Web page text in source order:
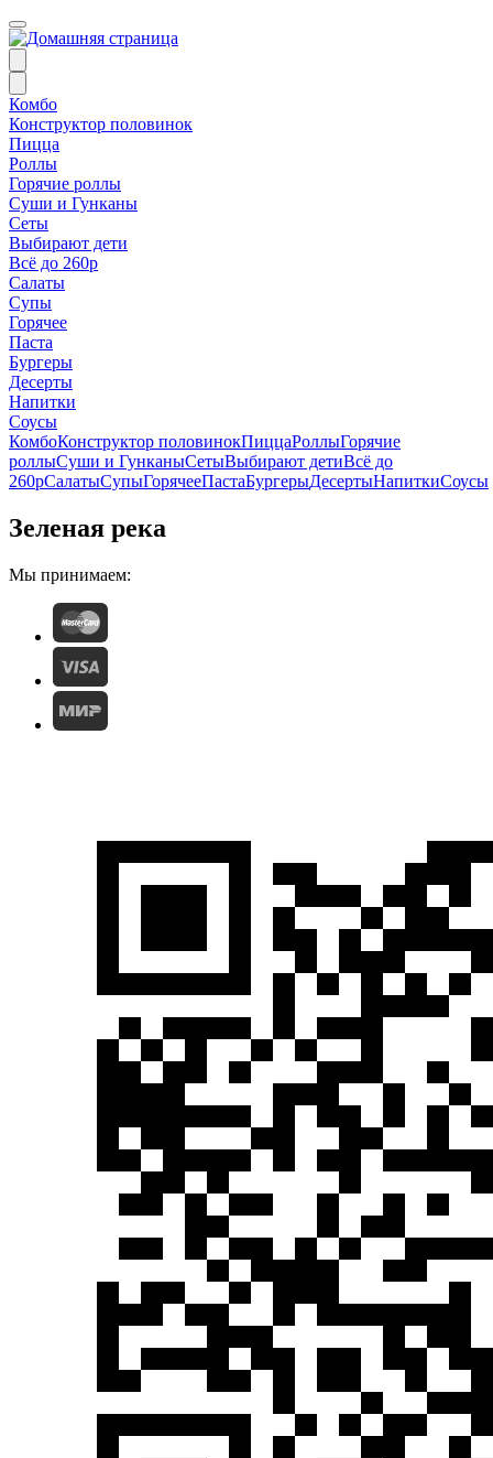
Комбо
Конструктор половинок
Пицца
Роллы
Горячие роллы
Суши и Гунканы
Сеты
Выбирают дети
Всё до 260р
Салаты
Супы
Горячее
Паста
Бургеры
Десерты
Напитки
Соусы
КомбоКонструктор половинокПиццаРоллыГорячие
роллыСуши и ГунканыСетыВыбирают детиВсё до
260рСалатыСупыГорячееПастаБургерыДесертыНапиткиСоусы
Зеленая река
Мы принимаем: